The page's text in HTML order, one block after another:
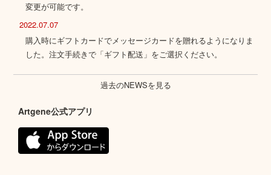
変更が可能です。
2022.07.07
購入時にギフトカードでメッセージカードを贈れるようになりま
した。注文手続きで「ギフト配送」をご選択ください。
過去のNEWSを見る
Artgene公式アプリ